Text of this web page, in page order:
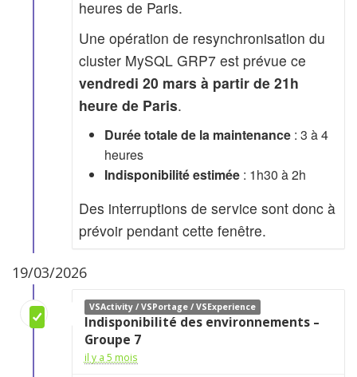
heures de Paris.
Une opération de resynchronisation du
cluster MySQL GRP7 est prévue ce
vendredi 20 mars à partir de 21h
heure de Paris.
Durée totale de la maintenance: 3 à 4
heures
Indisponibilité estimée: 1h30 à 2h
Des interruptions de service sont donc à
prévoir pendant cette fenêtre.
19/03/2026
VSActivity / VSPortage / VSExperience
Indisponibilité des environnements –
Groupe 7
il y a 5 mois